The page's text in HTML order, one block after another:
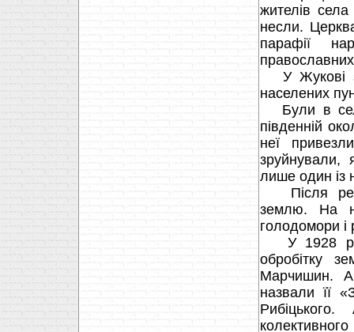
жителів села
несли.
парафії
У Жукові
населених
Були в
південній
неї
зруйнували,
лише один із
Після
землю. На
голодомори і
У 1928
обробітку
Марчишин. А
назвали її